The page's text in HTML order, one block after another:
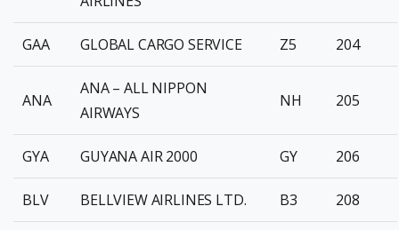
GAA GLOBAL CARGO SERVICE Z5 204
ANA
ANA – ALL NIPPON
AIRWAYS
NH 205
GYA GUYANA AIR 2000 GY 206
BLV BELLVIEW AIRLINES LTD. B3 208